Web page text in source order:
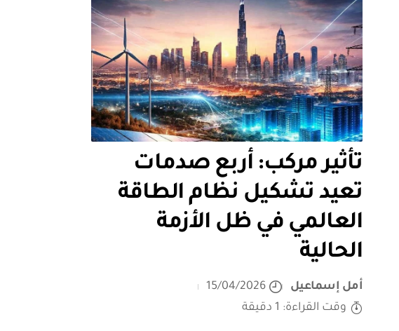
تأثير مركب: أربع صدمات
تعيد تشكيل نظام الطاقة
العالمي في ظل الأزمة
الحالية
أمل إسماعيل
15/04/2026
وقت القراءة: 1 دقيقة